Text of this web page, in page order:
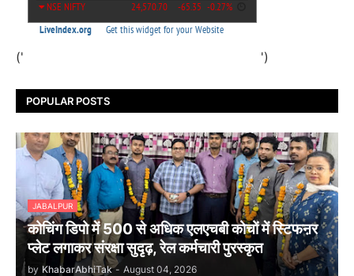
(' ')
POPULAR POSTS
JABALPUR
कोचिंग डिपो में 500 से अधिक एलएचबी कोचों में स्टिफऩर
प्लेट लगाकर संरक्षा सुदृढ़, रेल कर्मचारी पुरस्कृत
by KhabarAbhiTak - August 04, 2026